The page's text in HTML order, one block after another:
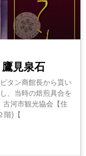
見泉石
タン商館長から貰い
、当時の焙煎具合を
古河市観光協会【住
階)【